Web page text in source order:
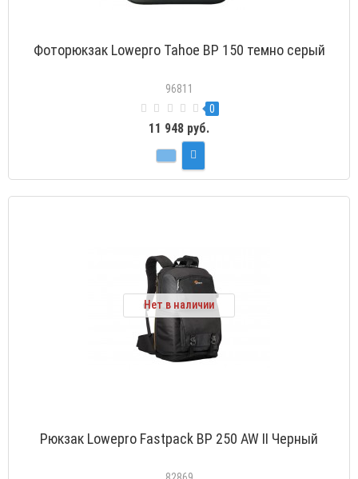
Фоторюкзак Lowepro Tahoe BP 150 темно серый
96811
0
11 948 руб.
Нет в наличии
Рюкзак Lowepro Fastpack BP 250 AW II Черный